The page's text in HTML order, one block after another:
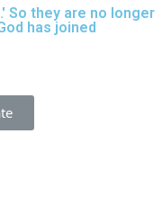
So they are no longer
has joined